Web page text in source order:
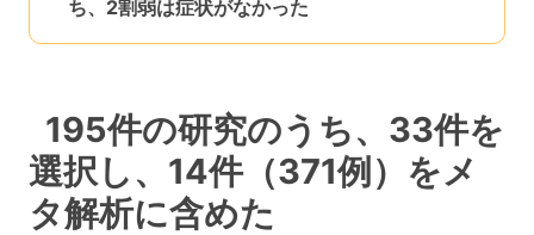
ち、2割弱は症状がなかった
195件の研究のうち、33件を
選択し、14件（371例）をメ
タ解析に含めた